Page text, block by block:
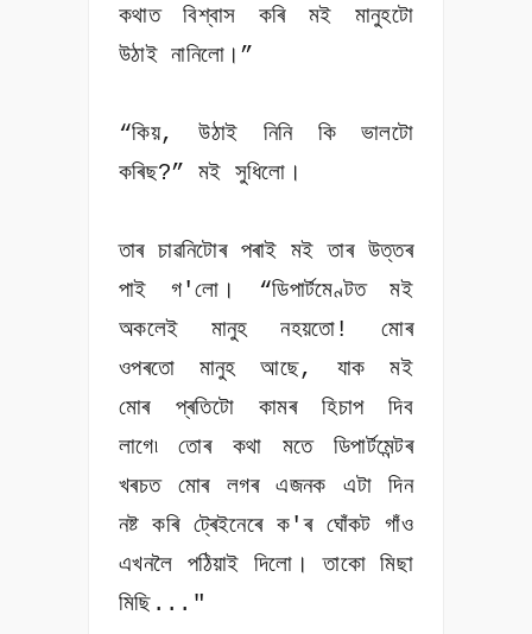
কথাত বিশ্বাস কৰি মই মানুহটো
উঠাই নানিলো।”
“কিয়, উঠাই নিনি কি ভালটো
কৰিছ?” মই সুধিলো।
তাৰ চাৱনিটোৰ পৰাই মই তাৰ উত্তৰ
পাই গ'লো। “ডিপাৰ্টমেণ্টত মই
অকলেই মানুহ নহয়তো! মোৰ
ওপৰতো মানুহ আছে, যাক মই
মোৰ প্ৰতিটো কামৰ হিচাপ দিব
লাগে৷ তোৰ কথা মতে ডিপাৰ্টমেন্টৰ
খৰচত মোৰ লগৰ এজনক এটা দিন
নষ্ট কৰি ট্ৰেইনেৰে ক'ৰ ঘোঁকট গাঁও
এখনলৈ পঠিয়াই দিলো। তাকো মিছা
মিছি..."